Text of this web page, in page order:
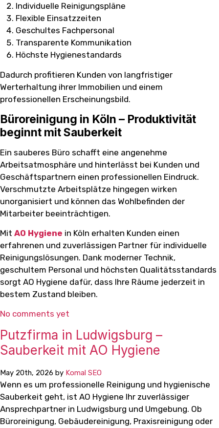
Individuelle Reinigungspläne
Flexible Einsatzzeiten
Geschultes Fachpersonal
Transparente Kommunikation
Höchste Hygienestandards
Dadurch profitieren Kunden von langfristiger
Werterhaltung ihrer Immobilien und einem
professionellen Erscheinungsbild.
Büroreinigung in Köln – Produktivität
beginnt mit Sauberkeit
Ein sauberes Büro schafft eine angenehme
Arbeitsatmosphäre und hinterlässt bei Kunden und
Geschäftspartnern einen professionellen Eindruck.
Verschmutzte Arbeitsplätze hingegen wirken
unorganisiert und können das Wohlbefinden der
Mitarbeiter beeinträchtigen.
Mit AO Hygiene in Köln erhalten Kunden einen
erfahrenen und zuverlässigen Partner für individuelle
Reinigungslösungen. Dank moderner Technik,
geschultem Personal und höchsten Qualitätsstandards
sorgt AO Hygiene dafür, dass Ihre Räume jederzeit in
bestem Zustand bleiben.
No comments yet
Putzfirma in Ludwigsburg –
Sauberkeit mit AO Hygiene
May 20th, 2026 by Komal SEO
Wenn es um professionelle Reinigung und hygienische
Sauberkeit geht, ist AO Hygiene Ihr zuverlässiger
Ansprechpartner in Ludwigsburg und Umgebung. Ob
Büroreinigung, Gebäudereinigung, Praxisreinigung oder